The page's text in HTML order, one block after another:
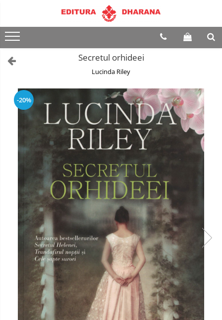
Secretul orhideei
Lucinda Riley
-20%